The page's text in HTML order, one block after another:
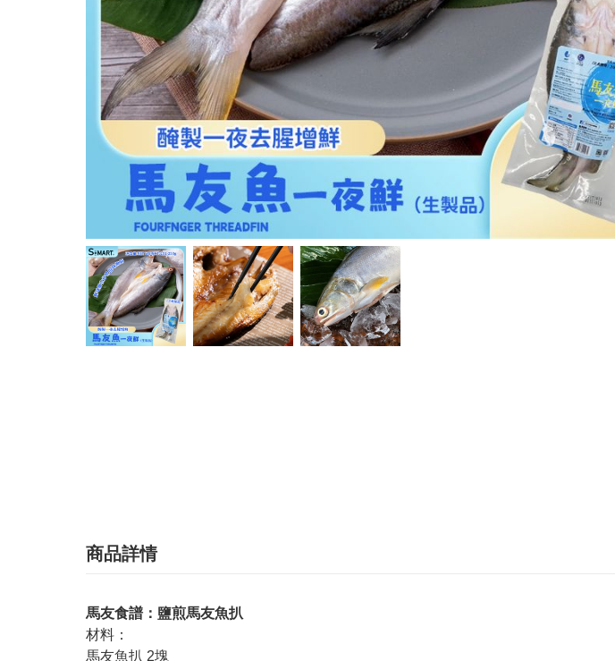
商品詳情
馬友食譜：鹽煎馬友魚扒
材料：
馬友魚扒 2塊